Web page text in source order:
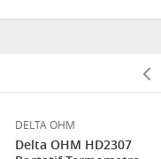
DELTA OHM
Delta OHM HD2307